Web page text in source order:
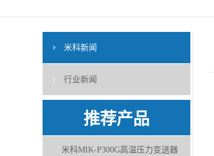
米科新闻
行业新闻
推荐产品
米科MIK-P300G高温压力变送器